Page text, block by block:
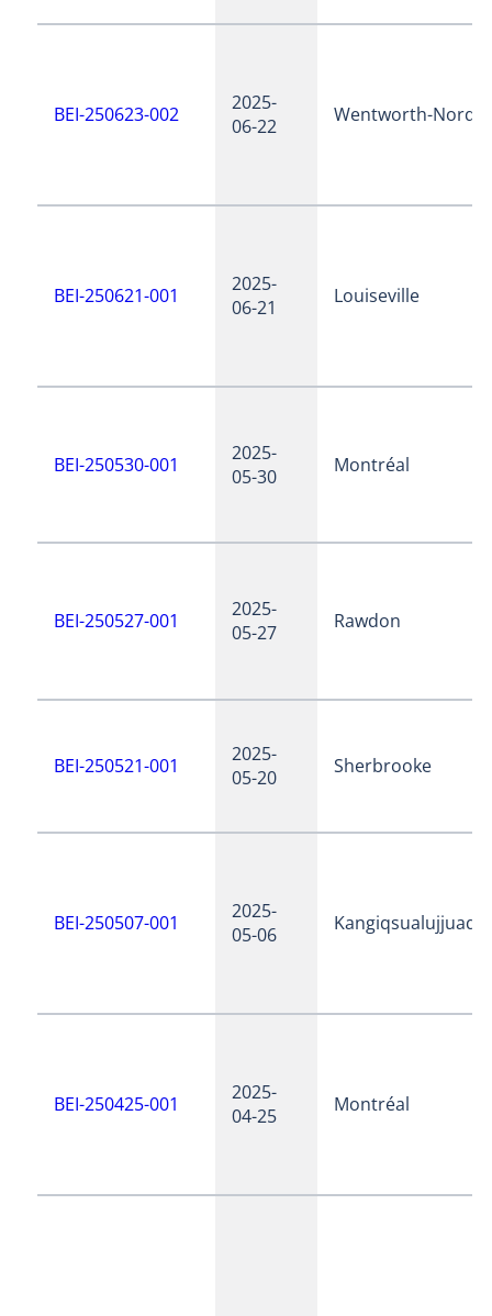
BEI-250623-002
2025-
06-22
Wentworth-Nord
BEI-250621-001
2025-
06-21
Louiseville
BEI-250530-001
2025-
05-30
Montréal
BEI-250527-001
2025-
05-27
Rawdon
BEI-250521-001
2025-
05-20
Sherbrooke
BEI-250507-001
2025-
05-06
Kangiqsualujjuaq
BEI-250425-001
2025-
04-25
Montréal